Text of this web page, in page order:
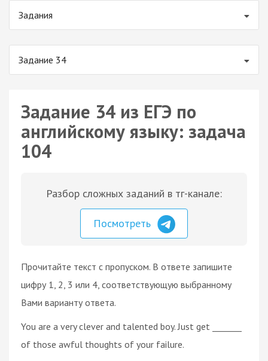
Задания
Задание 34
Задание 34 из ЕГЭ по
английскому языку: задача
104
Разбор сложных заданий в тг-канале:
Посмотреть
Прочитайте текст с пропуском. В ответе запишите
цифру 1, 2, 3 или 4, соответствующую выбранному
Вами варианту ответа.
You are a very clever and talented boy. Just get _______
of those awful thoughts of your failure.